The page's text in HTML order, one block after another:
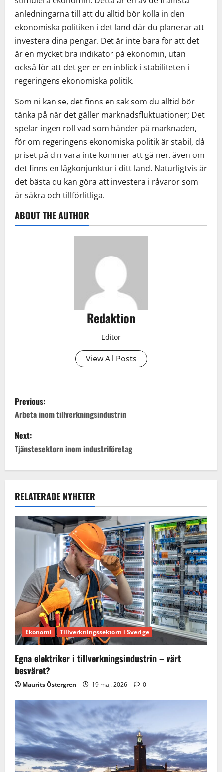
anledningarna till att du alltid bör kolla in den
ekonomiska politiken i det land där du planerar att
investera dina pengar. Det är inte bara för att det
är en mycket bra indikator på ekonomin, utan
också för att det ger er en inblick i stabiliteten i
regeringens ekonomiska politik.
Som ni kan se, det finns en sak som du alltid bör
tänka på när det gäller marknadsfluktuationer; Det
spelar ingen roll vad som händer på marknaden,
för om regeringens ekonomiska politik är stabil, då
priset på din vara inte kommer att gå ner. även om
det finns en lågkonjunktur i ditt land. Naturligtvis är
det bästa du kan göra att investera i råvaror som
är säkra och tillförlitliga.
ABOUT THE AUTHOR
Redaktion
Editor
View All Posts
P
o
s
t
a
v
t
i
o
n
Previous:
Arbeta inom tillverkningsindustrin
Next:
Tjänstesektorn inom industriföretag
RELATERADE NYHETER
Ekonomi Tillverkningssektorn i Sverige
Egna elektriker i tillverkningsindustrin – värt
besväret?
Maurits Östergren 19 maj, 2026 0